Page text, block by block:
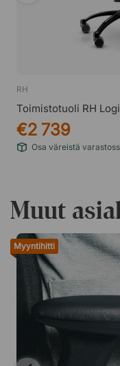
RH
Toimistotuoli RH
€2 739
Osa väreistä
Muut
Myyntihitti